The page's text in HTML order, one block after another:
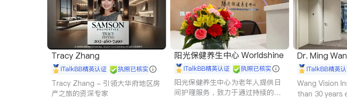
Tracy Zhang
iTalkBB精英认证 执照已核实
Tracy Zhang - 引领大华府地区房
产之旅的资深专家
阳光保健养生中心 Worldshine
iTalkBB精英认证 执照已核实
阳光保健养生中心为老年人提供日
间护理服务，致力于通过持续的护
Dr. Ming
iTalkBB精英
Wang Vision
than 30 years